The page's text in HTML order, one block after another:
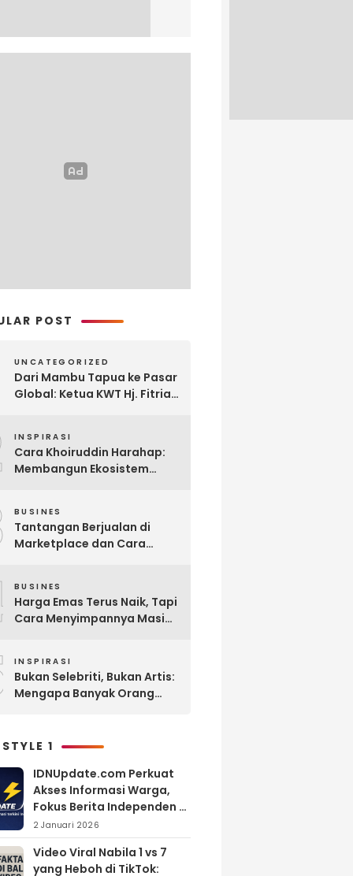
POST
UNCATEGORIZED
Dari Mambu Tapua ke Pasar
Global: Ketua KWT Hj. Fitria
Negeri
INSPIRASI
Cara Khoiruddin Harahap:
Membangun Ekosistem
Digital
BUSINES
Tantangan Berjualan di
Marketplace dan Cara
BUSINES
Harga Emas Terus Naik, Tapi
Cara Menyimpannya Masih
Sering Terlambat Disiapkan
INSPIRASI
Bukan Selebriti, Bukan Artis:
Mengapa Banyak Orang
1
IDNUpdate.com Perkuat
Akses Informasi Warga,
Fokus Berita Independen di
Kabupaten Banyuasin
2 Januari 2026
Video Viral Nabila 1 vs 7
yang Heboh di TikTok: